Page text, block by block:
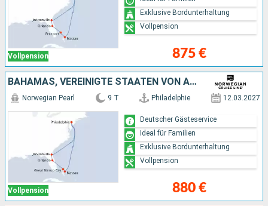
Vollpension 875 €
Exklusive Bordunterhaltung
Vollpension
BAHAMAS, VEREINIGTE STAATEN VON AMERIKA
Vollpension
Norwegian Pearl 9 T Philadelphie 12.03.2027
880 €
Deutscher Gästeservice
Ideal für Familien
Exklusive Bordunterhaltung
Vollpension